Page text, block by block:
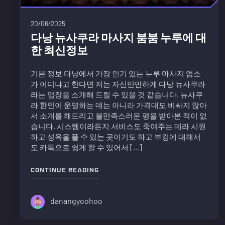
20/06/2025
다낭 뉴사쿠라 마사지 붐붐 누루에 대
한 최신정보
기본 정보 다낭에서 가장 인기 있는 누루 마사지 업소
가 어디냐고 한다면 저는 자신만만하게 다낭 뉴사쿠라
라는 업장을 소개해 드릴 수 있을 것 같습니다. 뉴사쿠
라 한인이 운영하는 데는 아니라 가격대도 비싸지 않아
서 소개를 해드리고 불만족스러운 평을 받아본 적이 없
습니다. 시스템이라든지 서비스도 죽여주는 데라 시원
하고 성욕을 풀 수 있는 곳이기도 하고 부킹에 대해서
도 카톡으로 쉽게 할 수 있어서 […]
CONTINUE READING
danangyoohoo